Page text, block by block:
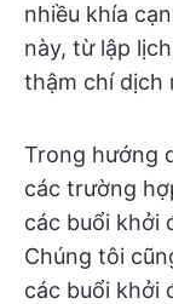
nhiều khía
này, từ lập
thậm chí dịch
Trong hướng
các trường
các buổi khởi
Chúng tôi
các buổi khởi